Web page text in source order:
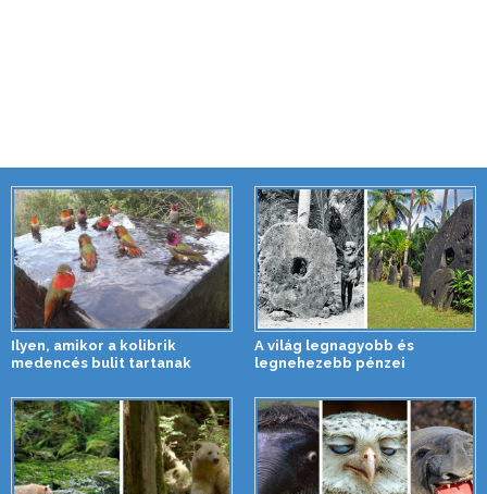
Ilyen, amikor a kolibrik
medencés bulit tartanak
A világ legnagyobb és
legnehezebb pénzei